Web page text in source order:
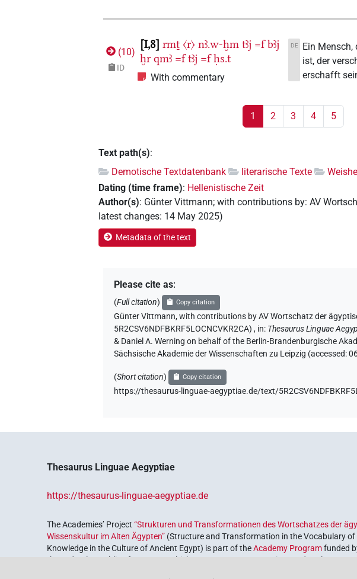
(10)
ID
I,8 rmṯ 〈r〉 nꜣ.w-ḫm tꜣj =f bꜣj
ḫr qmꜣ =f tꜣj =f ḥs.t
With commentary
DE
Ein Mensch,
ist, der
erschafft
1 2 3 4 5
Text path(s):
Demotische Textdatenbank
literarische Texte
Dating (time frame): Hellenistische Zeit
Author(s): Günter Vittmann;with contributions by:AV
latest changes: 14 May 2025)
Metadata of the text
Please cite as:
(Full citation) Copy citation
Günter Vittmann,with contributions by AV Wortschatz der
5R2CSV6NDFBKRF5LOCNCVKR2CA), in: Thesaurus Linguae
& Daniel A. Werning on behalf of the Berlin-Brandenburgische
Sächsische Akademie der Wissenschaften zu Leipzig (accessed:
(Short citation) Copy citation
https://thesaurus-linguae-aegyptiae.de/text/
Thesaurus Linguae Aegyptiae
https://thesaurus-linguae-aegyptiae.de
The Academies’ Project“Strukturen und Transformationen des Wortschatzes der
Wissenskultur im Alten Ägypten” (Structure and Transformation in the Vocabulary of
Knowledge in the Culture of Ancient Egypt) is part of theAcademy Programfunded
the Federal Republic of Germany, which serves to preserve, retrieve and explore our